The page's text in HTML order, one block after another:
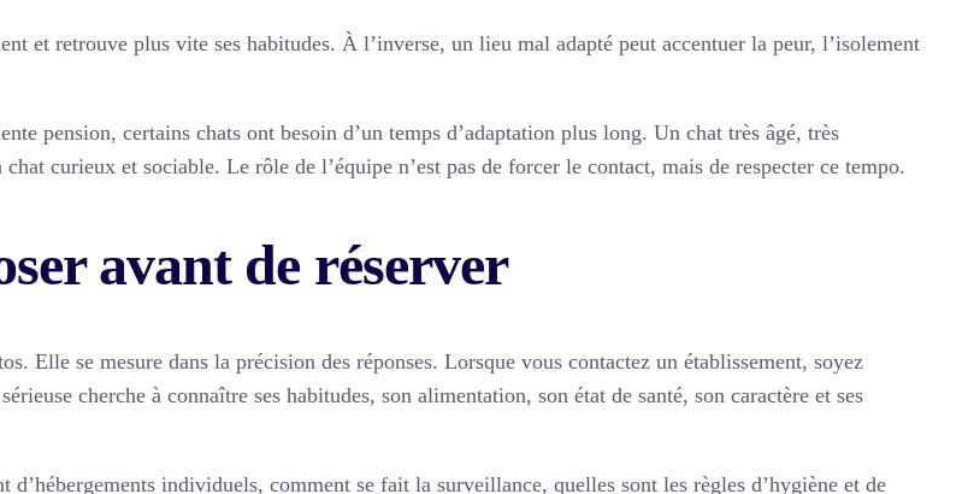
et retrouve plus vite ses habitudes. À l’inverse, un lieu mal adapté peut accentuer la peur, l’isolement
pension, certains chats ont besoin d’un temps d’adaptation plus long. Un chat très âgé, très
curieux et sociable. Le rôle de l’équipe n’est pas de forcer le contact, mais de respecter ce tempo.
avant de réserver
Elle se mesure dans la précision des réponses. Lorsque vous contactez un établissement, soyez
cherche à connaître ses habitudes, son alimentation, son état de santé, son caractère et ses
d’hébergements individuels, comment se fait la surveillance, quelles sont les règles d’hygiène et de